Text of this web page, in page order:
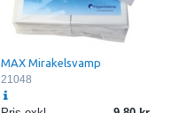
MAX Mirakelsvamp
21048